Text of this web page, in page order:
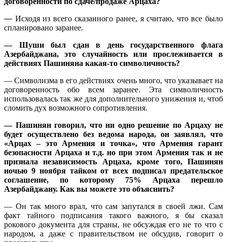
— Исходя из всего сказанного ранее, я считаю, что все было
спланировано заранее.
— Шуши был сдан в день государственного флага
Азербайджана, это случайность или прослеживается в
действиях Пашиняна какая-то символичность?
— Символизма в его действиях очень много, что указывает на
договоренность обо всем заранее. Эта символичность
использовалась так же для дополнительного унижения и, чтоб
сломить дух возможного сопротивления.
— Пашинян говорил, что ни одно решение по Арцаху не
будет осуществлено без ведома народа, он заявлял, что
«Арцах – это Армения и точка», что Армения гарант
безопасности Арцаха и т.д. но при этом Армения так и не
признала независимость Арцаха, кроме того, Пашинян
ночью 9 ноября тайком от всех подписал предательское
соглашение, по которому 75% Арцаха перешло
Азербайджану. Как вы можете это объяснить?
— Он так много врал, что сам запутался в своей лжи. Сам
факт тайного подписания такого важного, я бы сказал
рокового документа для страны, не обсуждая его не то что с
народом, а даже с правительством не обсудив, говорит о